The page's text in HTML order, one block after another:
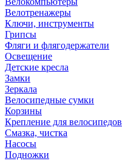
Велотренажеры
Ключи, инструменты
Грипсы
Фляги и флягодержатели
Освещение
Детские кресла
Замки
Зеркала
Велосипедные сумки
Корзины
Крепление для велосипедов
Смазка, чистка
Насосы
Подножки